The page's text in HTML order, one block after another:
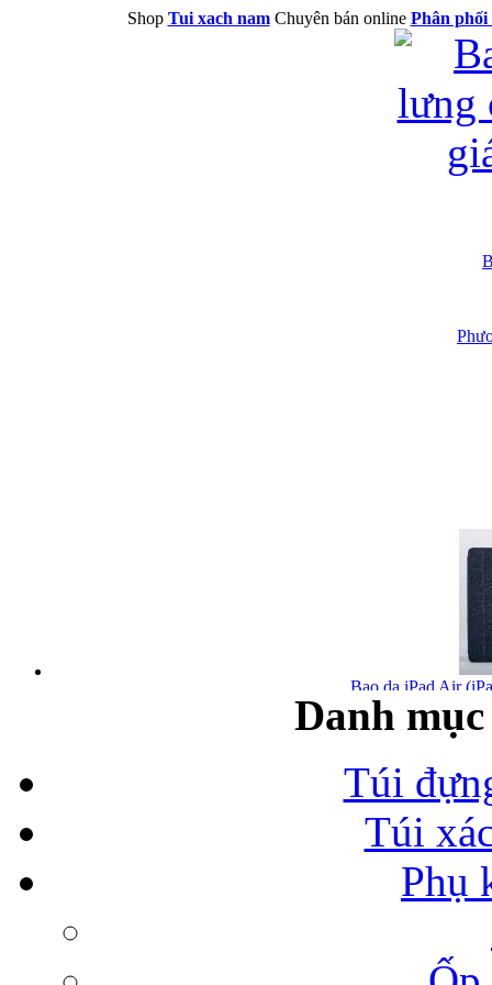
Shop Tui xach namChuyên bán online Phân phối
Bao da iPad Air
Bao da iPad Air
Danh
Túi
Túi
Phụ